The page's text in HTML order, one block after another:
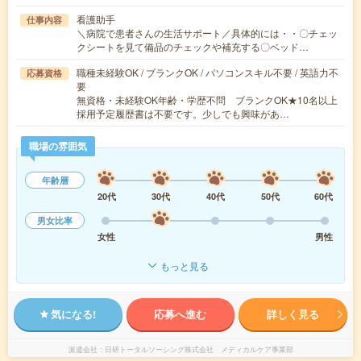
仕事内容
看護助手
＼病院で患者さんの生活サポート／具体的には・・〇チェッ
クシートを見て備品のチェックや補充する〇ベッド…
応募資格
職種未経験OK / ブランクOK / パソコンスキル不要 / 英語力不
要
無資格・未経験OK年齢・学歴不問 ブランクOK★10名以上
採用予定履歴書は不要です。少しでも興味があ…
職場の雰囲気
年齢層
20代
30代 40代 50代
60代
男女比率
女性
男性
もっと見る
気になる! 応募へ進む 詳しく見る
派遣会社 日研トータルソーシング株式会社 メディカルケア事業部